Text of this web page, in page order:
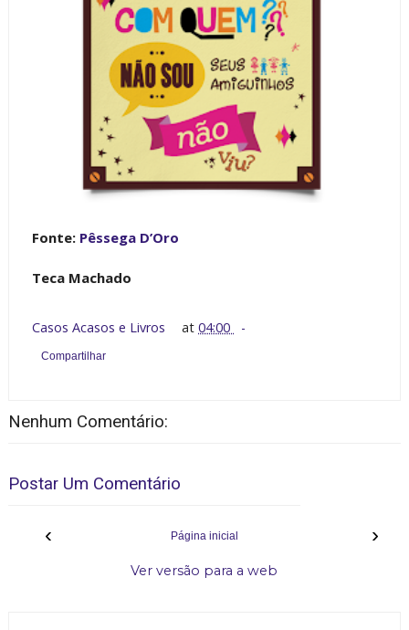
Fonte: Pêssega D’Oro
Teca Machado
Casos Acasos e Livros at04:00
Compartilhar
Nenhum Comentário:
Postar Um Comentário
‹ ›
Página inicial
Ver versão para a web